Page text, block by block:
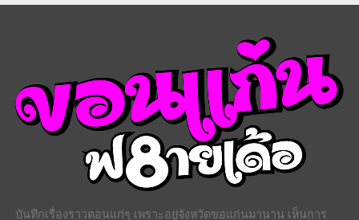
บันทึกเรื่องราวตอนแก่ๆ เพราะอยู่จังหวัดขอแก่นมานาน เห็นการ